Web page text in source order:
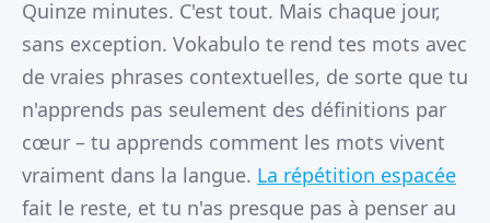
Quinze minutes. C'est tout. Mais chaque jour,
sans exception. Vokabulo te rend tes mots avec
de vraies phrases contextuelles, de sorte que tu
n'apprends pas seulement des définitions par
cœur – tu apprends comment les mots vivent
vraiment dans la langue. La répétition espacée
fait le reste, et tu n'as presque pas à penser au